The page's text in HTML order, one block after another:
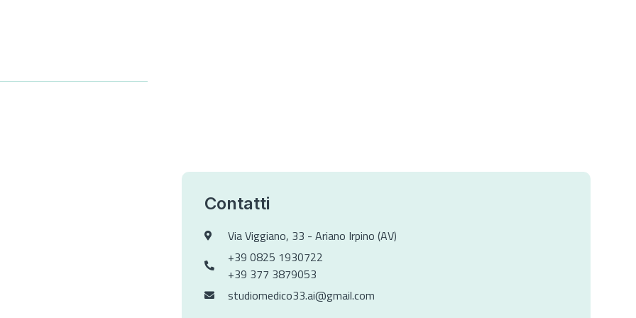
Contatti
Via Viggiano, 33 - Ariano Irpino (AV)
+39 0825 1930722
+39 377 3879053
studiomedico33.ai@gmail.com